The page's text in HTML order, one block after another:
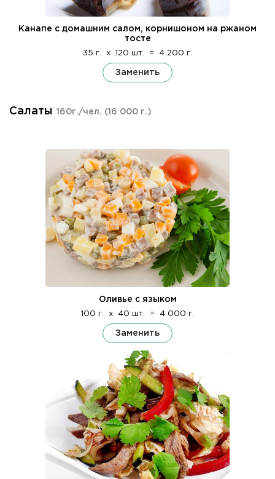
Канапе с домашним салом, корнишоном на ржаном
тосте
35 г. x 120 шт. = 4 200 г.
Заменить
Салаты 160г./чел. (16 000 г.)
Оливье с языком
100 г. x 40 шт. = 4 000 г.
Заменить